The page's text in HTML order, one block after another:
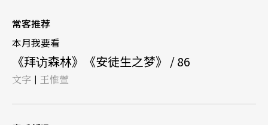
常客推荐
本月我要看
《拜访森林》《安徒生之梦》 / 86
文字 | 王惟萱